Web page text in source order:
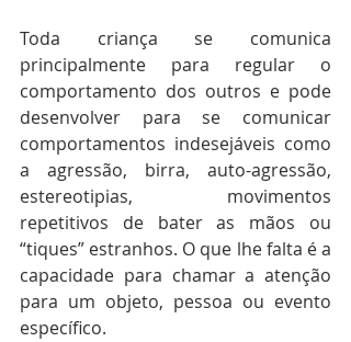
Toda criança se comunica
principalmente para regular o
comportamento dos outros e pode
desenvolver para se comunicar
comportamentos indesejáveis como
a agressão, birra, auto-agressão,
estereotipias, movimentos
repetitivos de bater as mãos ou
“tiques” estranhos. O que lhe falta é a
capacidade para chamar a atenção
para um objeto, pessoa ou evento
específico.